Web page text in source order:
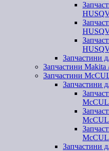
Запчастини
Запчастини Makita
Запчастини
Запчастини
Запчастини